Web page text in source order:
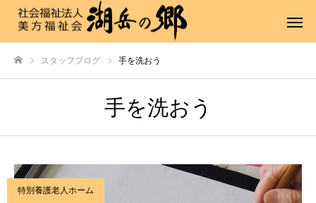
スタッフブログ 手を洗おう
手を洗おう
特別養護老人ホーム